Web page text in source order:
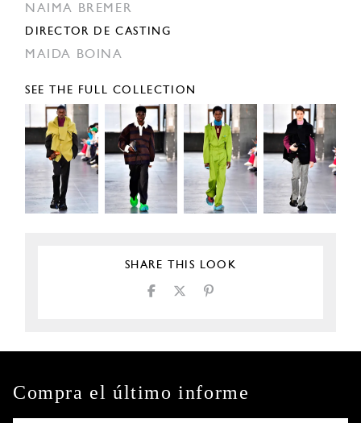
NAIMA BREMER
DIRECTOR DE CASTING
MAIDA BOINA
SEE THE FULL COLLECTION
SHARE THIS LOOK
Compra el último informe